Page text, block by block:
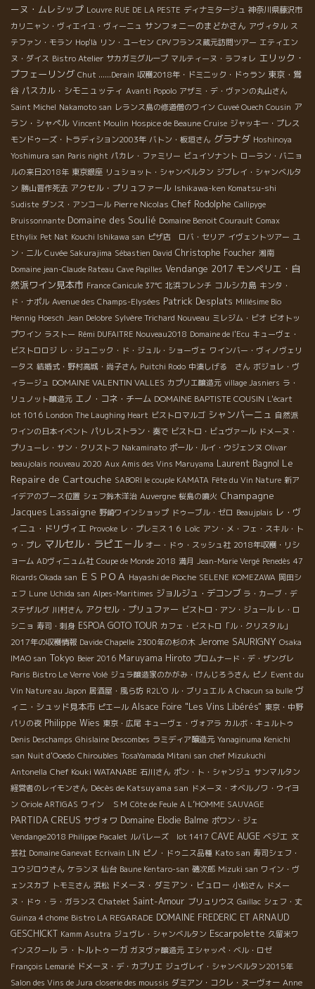
ーヌ・ムレシップ Louvre RUE DE LA PESTE ディナミタージュ 神奈川県藤沢市
カリニャン・ヴィエイユ・ヴィーニュ サンフォニーのまどかさん アヴィタル ス
テファン・モラン Hop'là リン・ユーセン CPVフランス蔵元訪問ツアー エティエン
ヌ・ダイス Bistro Atelier サカガミグループ マルティーヌ・ラフォレ エリック・
プフェーリング Chut ......Derain 収穫2018年・ドミニック・ドゥラン 東京・鴬
谷 パスカル・シモニュッティ Avanti Popolo アザミ・デ・ヴァンの丸山さん
Saint Michel Nakamoto san レランス島の修道僧のワイン Cuveé Ouech Cousin ア
ラン・シャペル Vincent Moulin Hospice de Beaune Cruise ジャッキー・プレス
モンドゥーズ・トラディション2003年 バトン・板垣さん グラナダ Hoshinoya
Yoshimura san Paris night パカレ・ファミリー ビュイソナント ローラン・バニョ
ルの来日2018年 東京銀座 リュショット・シャンベルタン ジブレイ・シャンベルタ
ン 勝山晋作死去 アクセル・プリュファール Ishikawa-ken Komatsu-shi
Sudiste ダンス・アンコール Pierre Nicolas Chef Rodolphe Callipyge
Bruissonnante Domaine des Soulié Domaine Benoit Courault Comax
Ethylix Pet Nat Kouchi Ishikawa san ピザ店 ロバ・セリア イヴェントツアー ユ
ン・ニル Cuvée Sakurajima Sébastien David Christophe Foucher 湘南
Domaine jean-Claude Rateau Cave Papilles Vendange 2017 モンペリエ・自
然派ワイン見本市 France Canicule 37℃ 北浜フレンチ コルシカ島 キンタ・
ド・ナポル Avenue des Champs-Elysées Patrick Desplats Millésime Bio
Hennig Hoesch Jean Delobre Sylvère Trichard Nouveau ミレジム・ビオ ビオトッ
プワイン ラストー Rémi DUFAITRE Nouveau2018 Domaine de l'Ecu キューヴェ・
ビストロロジ レ・ジュニック・ド・ジュル・ショーヴェ ワインバー・ヴィノヴェリ
ータス 結婚式・野村高城・尚子さん Puitchi Rodo 中湊しげる さん ボジョレ・ヴ
ィラージュ DOMAINE VALENTIN VALLES カプリエ醸造元 village Jasniers ラ・
リュノット醸造元 エノ・コネ・チーム DOMAINE BAPTISTE COUSIN L'écart
lot 1016 London The Laughing Heart ビストロマルゴ シャンパーニュ 自然派
ワインの日本イベント パリレストラン・奏で ビストロ・ビュヴァール ドメーヌ・
プリューレ・サン・クリストフ Nakaminato ポール・ルイ・ウジェンヌ Olivar
beaujolais nouveau 2020 Aux Amis des Vins Maruyama Laurent Bagnol Le
Repaire de Cartouche SABORI le couple KAMATA Fête du Vin Nature 新ア
イデアのブース位置 シェフ鈴木洋治 Auvergne 桜島の噴火 Champagne
Jacques Lassaigne 野崎ワインショップ ドゥーブル・ゼロ Beaujplais レ・ヴ
ィニュ・ドリヴィエ Provoke レ・プレミス１６ Loïc アン・メ・フェ・スキル・ト
ゥ・プレ マルセル・ラピエ－ル オー・ドゥ・スッシュ社 2018年収穫・リシ
ョーム ADヴィニュム社 Coupe de Monde 2018 満月 Jean-Marie Vergé Penedès 47
Ricards Okada san ＥＳＰＯＡ Hayashi de Pioche SELENE KOMEZAWA 岡田シ
ェフ Lune Uchida san Alpes-Maritimes ジョルジュ・デコンブ ラ・カーブ・デ
ステザルグ 川村さん アクセル・プリュファー ビストロ・アン・ジュール レ・ロ
シニョ 寿司・刺身 ESPOA GOTO TOUR カフェ・ビストロ「ル・クリスタル」
2017年の収穫情報 Davide Chapelle 2300年の杉の木 Jerome SAURIGNY Osaka
IMAO san Tokyo Beier 2016 Maruyama Hiroto プロムナード・デ・ザングレ
Paris Bistro Le Verre Volé ジュラ醸造家のかがみ・けんじろうさん ピノ Event du
Vin Nature au Japon 居酒屋・風ら坊 R2L'O ル・ブリュエル A Chacun sa bulle ヴ
ィニ・シュッド見本市 ピエール Alsace Foire "Les Vins Libérés" 東京・中野
パリの夜 Philippe Wies 東京・広尾 キューヴェ・ヴォアラ カルボ・キュルトゥ
Denis Deschamps Ghislaine Descombes ラミディア醸造元 Yanaginuma Kenichi
san Nuit d'Ooedo Chiroubles TosaYamada Mitani san chef Mizukuchi
Antonella Chef Kouki WATANABE 石川さん ポン・ト・シャンジュ サンマルタン
経営者のレイモンさん Décès de Katsuyama san ドメーヌ・オベルノワ・ウイヨ
ン Oriole ARTIGAS ワイン ＳＭ Côte de Feule A L’HOMME SAUVAGE
PARTIDA CREUS サヴォワ Domaine Elodie Balme ポワン・ジェ
Vendange2018 Philippe Pacalet ルバレーズ lot 1417 CAVE AUGE ベジエ 文
芸社 Domaine Ganevat Ecrivain LIN ピノ・ドゥニス品種 Kato san 寿司シェフ・
ユウジロウさん ケランヌ 仙台 Baune Kentaro-san 磯次郎 Mizuki san ワイン・ヴ
ェンスカブ トモミさん 浜松 ドメーヌ・ダミアン・ビュロー 小松さん ドメー
ヌ・ドゥ・ラ・ガランス Chatelet Saint-Amour ブリュリウス Gaillac シェフ・丈
Guinza 4 chome Bistro LA REGARADE DOMAINE FREDERIC ET ARNAUD
GESCHICKT Kamm Asutra ジュヴレ・シャンべルタン Escarpolette 久留米ワ
インスクール ラ・トルトゥーガ ガヌヴァ醸造元 エシャッペ・ベル・ロゼ
François Lemarié ドメーヌ・デ・カプリエ ジュヴレイ・シャンベルタン2015年
Salon des Vins de Jura closerie des moussis ダミアン・コクレ・ヌーヴォー Anne